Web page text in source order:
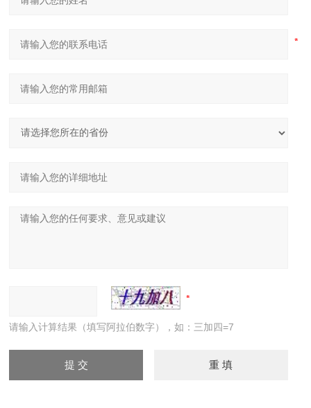
请输入计算结果（填写阿拉伯数字），如：三加四=7